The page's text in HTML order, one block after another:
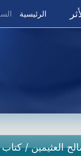
الرئيسية
العثيمين/كتاب